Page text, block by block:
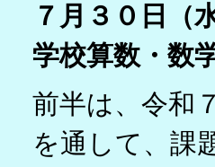
７月３０日（
学校算数・数
前半は、令和
を通して、課